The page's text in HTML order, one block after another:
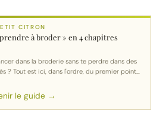
CITRON
à broder » en 4 chapitres
dans la broderie sans te perdre dans des
? Tout est ici, dans l'ordre, du premier point
le guide →